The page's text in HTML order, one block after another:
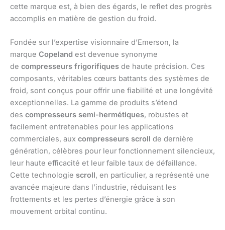
cette marque est, à bien des égards, le reflet des progrès
accomplis en matière de gestion du froid.
Fondée sur l’expertise visionnaire d’Emerson, la
marque Copeland est devenue synonyme
de compresseurs frigorifiques de haute précision. Ces
composants, véritables cœurs battants des systèmes de
froid, sont conçus pour offrir une fiabilité et une longévité
exceptionnelles. La gamme de produits s’étend
des compresseurs semi-hermétiques, robustes et
facilement entretenables pour les applications
commerciales, aux compresseurs scroll de dernière
génération, célèbres pour leur fonctionnement silencieux,
leur haute efficacité et leur faible taux de défaillance.
Cette technologie scroll, en particulier, a représenté une
avancée majeure dans l’industrie, réduisant les
frottements et les pertes d’énergie grâce à son
mouvement orbital continu.